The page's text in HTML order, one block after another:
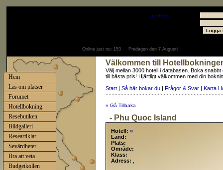
Välkommen till
Välj mellan 3000 hotell i databasen. Boka snabbt
till bästa pris! Hjärtligt välkommen med din
Start | Så här bokar du | Frågor & Svar | Karta
« Gå Tillbaka
- Phu Quoc Island
Hotell: »
Land:
Plats:
Område:
Klass:
Adress:
Online just nu: 153 Fredagen den 7 Augusti
medlem
Hem
Läs om platser
Forumet
Hotellbokning
Resebutiken
Bildgalleri
Researtiklar
Sevärdheter
Bra att veta
Budgetkollen